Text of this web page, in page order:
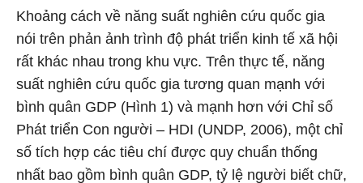
Khoảng cách về năng suất nghiên cứu quốc gia
nói trên phản ảnh trình độ phát triển kinh tế xã hội
rất khác nhau trong khu vực. Trên thực tế, năng
suất nghiên cứu quốc gia tương quan mạnh với
bình quân GDP (Hình 1) và mạnh hơn với Chỉ số
Phát triển Con người – HDI (UNDP, 2006), một chỉ
số tích hợp các tiêu chí được quy chuẩn thống
nhất bao gồm bình quân GDP, tỷ lệ người biết chữ,